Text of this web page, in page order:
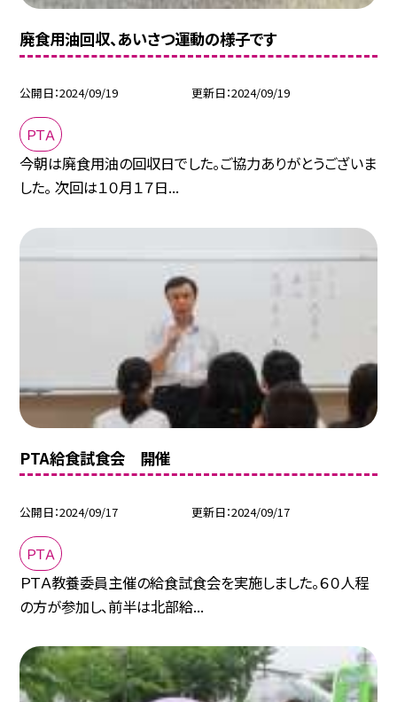
廃食用油回収、あいさつ運動の様子です
公開日 2024/09/19 更新日 2024/09/19
ＰＴＡ
今朝は廃食用油の回収日でした。ご協力ありがとうございま
した。 次回は１０月１７日...
PTA給食試食会 開催
公開日 2024/09/17 更新日 2024/09/17
ＰＴＡ
ＰＴＡ教養委員主催の給食試食会を実施しました。６０人程
の方が参加し、前半は北部給...